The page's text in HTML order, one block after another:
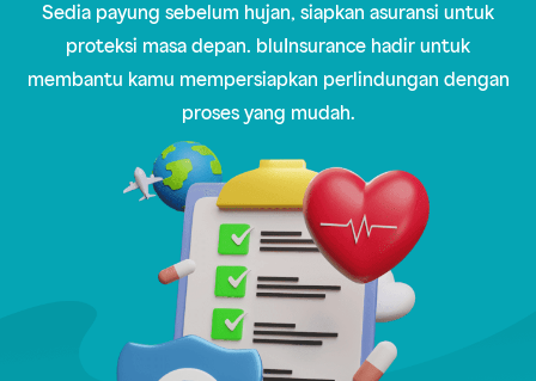
Sedia payung sebelum hujan, siapkan asuransi untuk
proteksi masa depan. bluInsurance hadir untuk
membantu kamu mempersiapkan perlindungan dengan
proses yang mudah.